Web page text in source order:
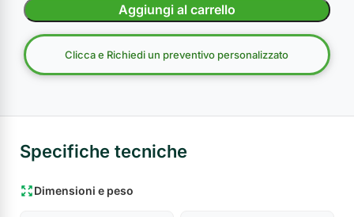
Aggiungi al carrello
Clicca e Richiedi un preventivo personalizzato
Specifiche tecniche
Dimensioni e peso